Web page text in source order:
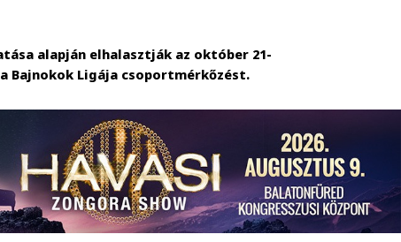
alapján elhalasztják az október 21-
Bajnokok Ligája csoportmérkőzést.